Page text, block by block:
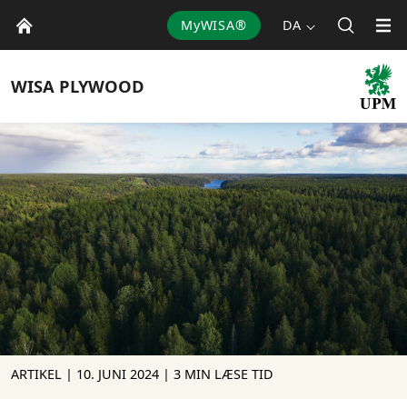
MyWISA® DA
WISA PLYWOOD
ARTIKEL | 10. JUNI 2024 | 3 MIN LÆSE TID